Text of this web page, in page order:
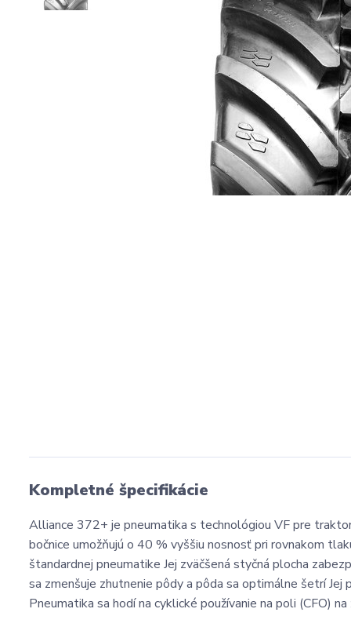
Kompletné špecifikácie
Alliance 372+ je pneumatika s technológiou VF pre
bočnice umožňujú o 40 % vyššiu nosnosť pri rovnakom
štandardnej pneumatike Jej zväčšená styčná plocha
sa zmenšuje zhutnenie pôdy a pôda sa optimálne šetrí
Pneumatika sa hodí na cyklické používanie na poli (CFO)